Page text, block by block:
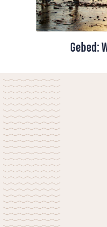
Gebed:
tijd: de rust